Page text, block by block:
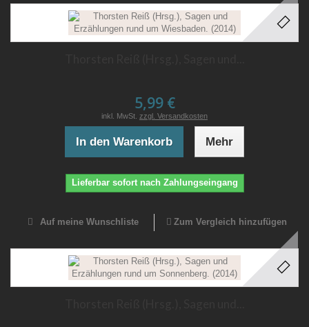
5,99 €
inkl. MwSt. zzgl. Versandkosten
In den Warenkorb Mehr
Lieferbar sofort nach Zahlungseingang
Auf meine Wunschliste Zum Vergleich hinzufügen